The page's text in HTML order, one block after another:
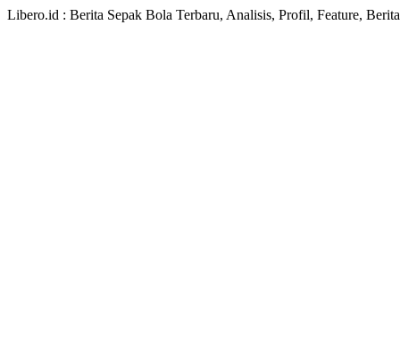
Libero.id : Berita Sepak Bola Terbaru, Analisis, Profil, Feature,